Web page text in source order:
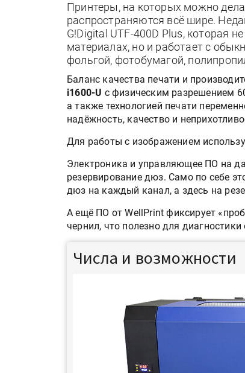
Принтеры, на которых можно
распространяются всё шире.
G!Digital UTF-400D Plus, которая
материалах, но и работает с
фольгой, фотобумагой,
Баланс качества печати и
i1600-U с физическим разрешением
а также технологией печати
надёжность, качество и
Для работы с изображением
Электроника и управляющее ПО на
резервирование дюз. Само по себе
дюз на каждый канал, а здесь на
А ещё ПО от WellPrint фиксирует
чернил, что полезно для
Числа и возможности